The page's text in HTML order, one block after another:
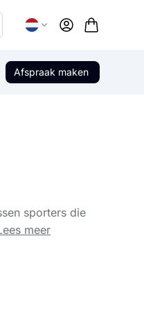
Account
Afspraak maken
sporters die
meer